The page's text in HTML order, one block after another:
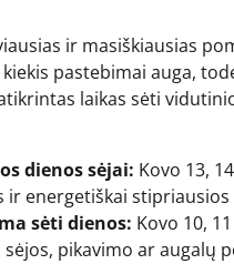
ir masiškiausias
pastebimai auga,
laikas sėti
dienos sėjai: Kovo 13,
energetiškai
sėti dienos: Kovo 10,
pikavimo ar augalų